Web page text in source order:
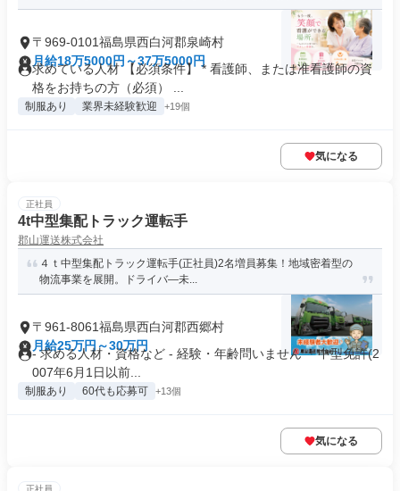
〒969-0101福島県西白河郡泉崎村
月給18万5000円～37万5000円
求めている人材 【必須条件】 * 看護師、または准看護師の資
格をお持ちの方（必須） ...
制服あり 業界未経験歓迎 +19個
気になる
正社員
4t中型集配トラック運転手
郡山運送株式会社
４ｔ中型集配トラック運転手(正社員)2名増員募集！地域密着型の
物流事業を展開。ドライバ―未...
〒961-8061福島県西白河郡西郷村
月給25万円～30万円
- 求める人材・資格など - 経験・年齢問いません ＊中型免許(2
007年6月1日以前...
制服あり 60代も応募可 +13個
気になる
正社員